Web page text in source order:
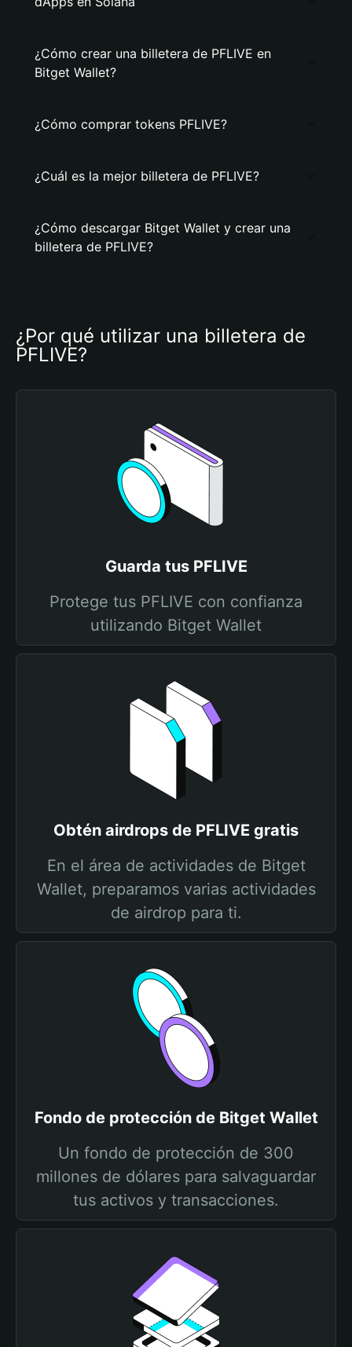
¿Cómo crear una billetera de PFLIVE en
Bitget Wallet?
¿Cómo comprar tokens PFLIVE?
¿Cuál es la mejor billetera de PFLIVE?
¿Cómo descargar Bitget Wallet y crear una
billetera de PFLIVE?
¿Por qué utilizar una billetera de
PFLIVE?
Guarda tus PFLIVE
Protege tus PFLIVE con confianza
utilizando Bitget Wallet
Obtén airdrops de PFLIVE gratis
En el área de actividades de Bitget
Wallet, preparamos varias actividades
de airdrop para ti.
Fondo de protección de Bitget Wallet
Un fondo de protección de 300
millones de dólares para salvaguardar
tus activos y transacciones.